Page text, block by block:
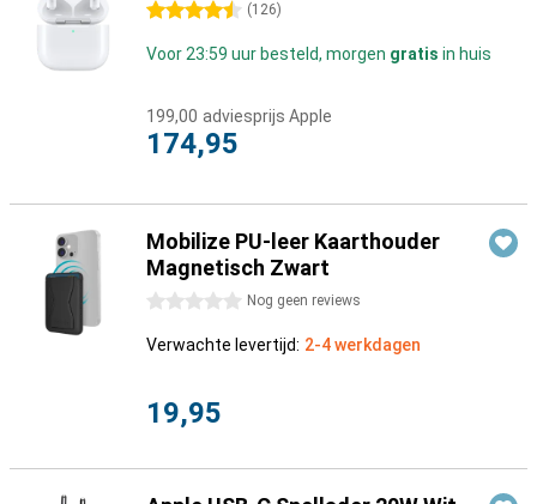
4.5 sterren (126)
Voor 23:59 uur besteld, morgen gratis in huis
199,00 adviesprijs Apple
174,95
Mobilize PU-leer Kaarthouder
Magnetisch Zwart
0 sterren Nog geen reviews
Verwachte levertijd: 2-4 werkdagen
19,95